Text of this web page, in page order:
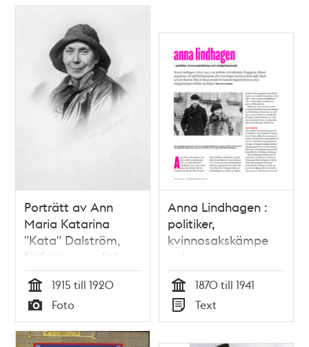
Porträtt av Ann
Maria Katarina
"Kata" Dalström,
författare, politiker
och folkbildare.
Tid
1915 till 1920
Typ
Foto
Anna Lindhagen :
politiker,
kvinnosakskämpe
och
trädgårdspionjär /
text: Katinka
Bergvall
Tid
1870 till 1941
Typ
Text